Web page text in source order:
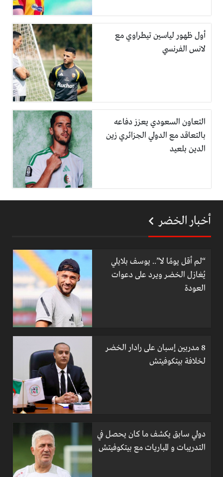
أول ظهور لياسين تيطراوي مع
لانس الفرنسي
التعاون السعودي يعزز دفاعه
بالتعاقد مع الدولي الجزائري زين
الدين بلعيد
أخبار الخضر
“لم أقل يومًا لا”.. يوسف بلايلي
يُغازل الخضر ويرد على دعوات
العودة
8 مدربين إسبان على رادار الخضر
لخلافة بيتكوفيتش
دولي سابق يكشف ما كان يحصل في
التدريبات و المباريات مع بيتكوفيتش